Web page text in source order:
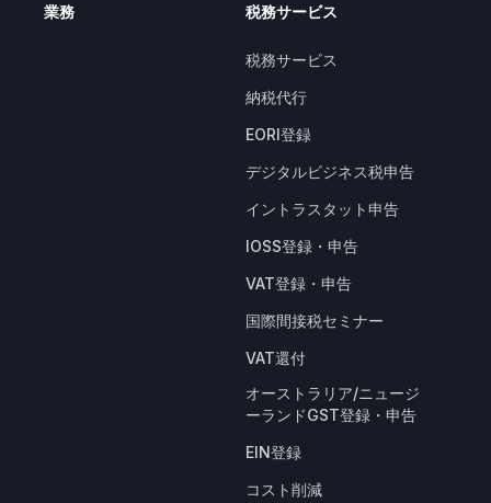
業務 税務サービス
税務サービス
納税代行
EORI登録
デジタルビジネス税申告
イントラスタット申告
IOSS登録・申告
VAT登録・申告
国際間接税セミナー
VAT還付
オーストラリア/ニュージ
ーランドGST登録・申告
EIN登録
コスト削減